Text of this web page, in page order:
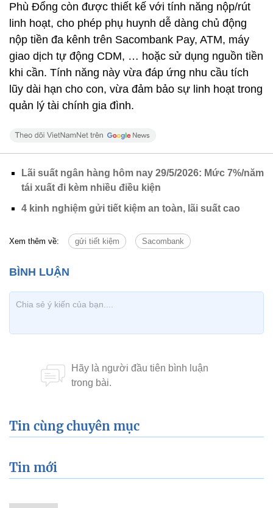
Phù Đổng còn được thiết kế với tính năng nộp/rút
linh hoạt, cho phép phụ huynh dễ dàng chủ động
nộp tiền đa kênh trên Sacombank Pay, ATM, máy
giao dịch tự động CDM, … hoặc sử dụng nguồn tiền
khi cần. Tính năng này vừa đáp ứng nhu cầu tích
lũy dài hạn cho con, vừa đảm bảo sự linh hoạt trong
quản lý tài chính gia đình.
Lãi suất ngân hàng hôm nay 29/5/2026: Mức 7%/năm
tái xuất đi kèm nhiều điều kiện
4 kinh nghiệm gửi tiết kiệm an toàn, lãi suất cao
Xem thêm về: gửi tiết kiệm Sacombank
Tin cùng chuyên mục
Tin mới